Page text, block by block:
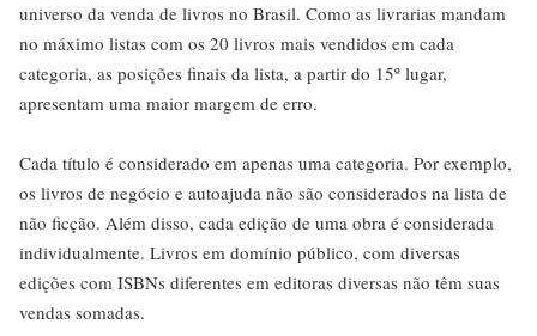
universo da venda de livros no Brasil. Como as livrarias mandam
no máximo listas com os 20 livros mais vendidos em cada
categoria, as posições finais da lista, a partir do 15º lugar,
apresentam uma maior margem de erro.
Cada título é considerado em apenas uma categoria. Por exemplo,
os livros de negócio e autoajuda não são considerados na lista de
não ficção. Além disso, cada edição de uma obra é considerada
individualmente. Livros em domínio público, com diversas
edições com ISBNs diferentes em editoras diversas não têm suas
vendas somadas.